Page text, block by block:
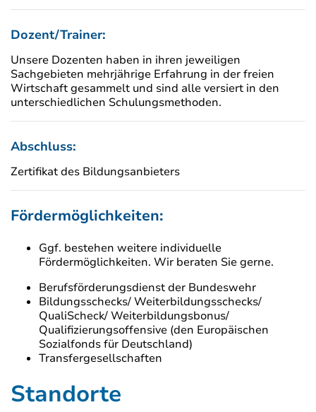
Dozent/Trainer:
Unsere Dozenten haben in ihren jeweiligen
Sachgebieten mehrjährige Erfahrung in der freien
Wirtschaft gesammelt und sind alle versiert in den
unterschiedlichen Schulungsmethoden.
Abschluss:
Zertifikat des Bildungsanbieters
Fördermöglichkeiten:
Ggf. bestehen weitere individuelle
Fördermöglichkeiten. Wir beraten Sie gerne.
Berufsförderungsdienst der Bundeswehr
Bildungsschecks/ Weiterbildungsschecks/
QualiScheck/ Weiterbildungsbonus/
Qualifizierungsoffensive (den Europäischen
Sozialfonds für Deutschland)
Transfergesellschaften
Standorte